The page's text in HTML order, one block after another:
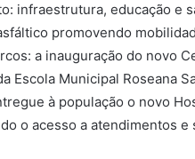
infraestrutura, educação e
promovendo
a inauguração do novo
Escola Municipal Roseana
à população o novo
o acesso a atendimentos